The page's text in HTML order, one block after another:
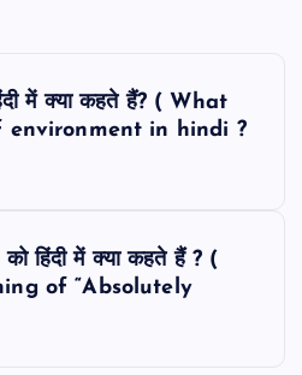
में क्या कहते हैं? ( What
environment in hindi ?
हिंदी में क्या कहते हैं ? (
of “Absolutely